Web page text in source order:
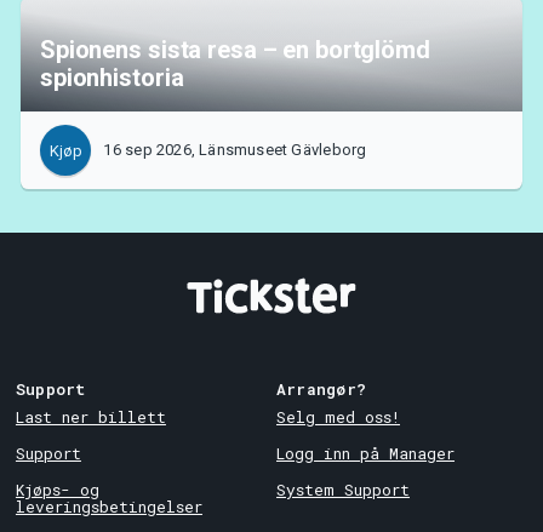
Spionens sista resa – en bortglömd
spionhistoria
Kjøp 16 sep 2026, Länsmuseet Gävleborg
Support
Last ner billett
Support
Kjøps- og
leveringsbetingelser
Arrangør?
Selg med oss!
Logg inn på Manager
System Support